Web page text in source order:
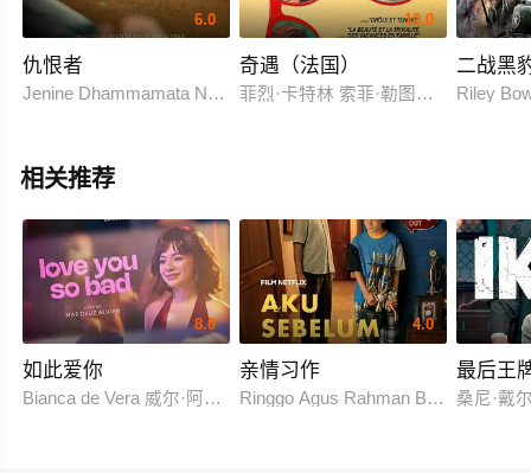
6.0
仇恨者
Jenine Dhammamata Naowapornphan
10.0
奇遇（法国）
菲烈·卡特林 索菲·勒图讷尔
二战黑
Riley
相关推荐
8.0
如此爱你
Bianca de Vera 威尔·阿什利·德莱昂
4.0
亲情习作
Ringgo Agus Rahman Bima Sena
最后王
桑尼·戴